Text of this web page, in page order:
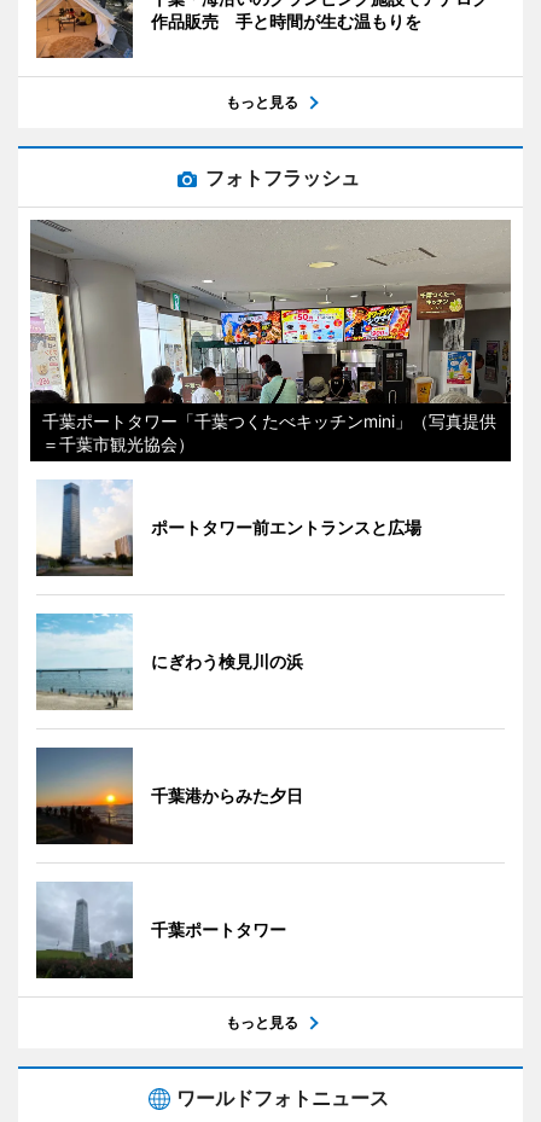
作品販売 手と時間が生む温もりを
もっと見る
フォトフラッシュ
千葉ポートタワー「千葉つくたべキッチンmini」（写真提供
＝千葉市観光協会）
ポートタワー前エントランスと広場
にぎわう検見川の浜
千葉港からみた夕日
千葉ポートタワー
もっと見る
ワールドフォトニュース